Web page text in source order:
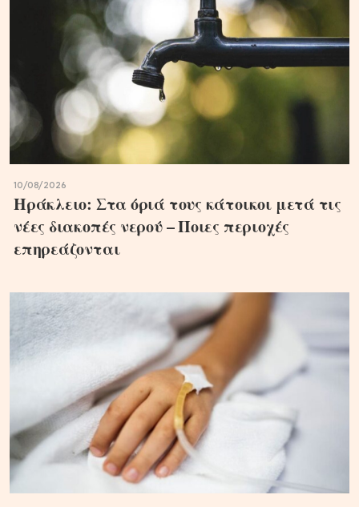
10/08/2026
Ηράκλειο: Στα όριά τους κάτοικοι μετά τις
νέες διακοπές νερού – Ποιες περιοχές
επηρεάζονται